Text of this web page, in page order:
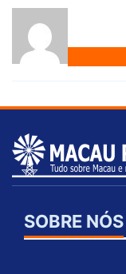
SOBRE NÓS